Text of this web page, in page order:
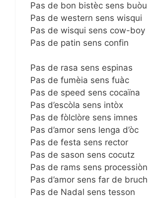
Pas de bon bistèc sens buòu
Pas de western sens wisqui
Pas de wisqui sens cow-boy
Pas de patin sens confin
Pas de rasa sens espinas
Pas de fumèia sens fuàc
Pas de speed sens cocaïna
Pas d’escòla sens intòx
Pas de fòlclòre sens imnes
Pas d’amor sens lenga d’òc
Pas de festa sens rector
Pas de sason sens cocutz
Pas de rams sens processiòn
Pas d’amor sens far de bruch
Pas de Nadal sens tesson